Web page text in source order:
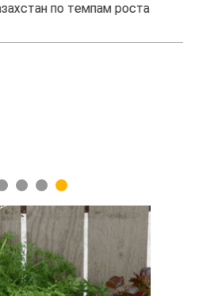
по темпам роста
3 4 5